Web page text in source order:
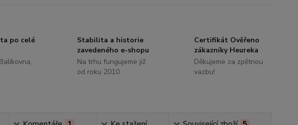
po celé
Stabilita a historie
zavedeného e-shopu
Na trhu fungujeme již
od roku 2010.
Certifikát Ověřeno
zákazníky Heureka
Děkujeme za zpětnou
vazbu!